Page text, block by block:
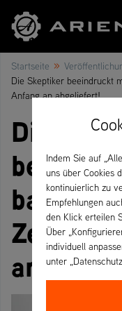
Startseite »
Die Skeptiker beeindruckt
Anfang an abgeliefert!
Die
Zero-
an
Indem Sie auf
uns über Cookies
kontinuierlich zu
Empfehlungen
den Klick erteilen
Über
individuell
unter